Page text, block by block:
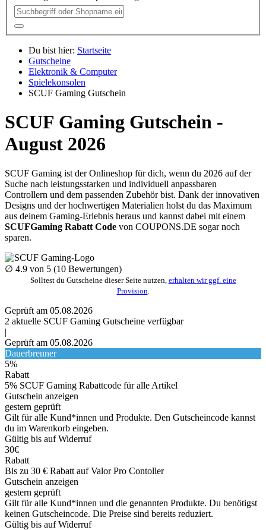
Du bist hier: Startseite
Gutscheine
Elektronik & Computer
Spielekonsolen
SCUF Gaming Gutschein
SCUF Gaming Gutschein -
August 2026
SCUF Gaming ist der Onlineshop für dich, wenn du 2026 auf der
Suche nach leistungsstarken und individuell anpassbaren
Controllern und dem passenden Zubehör bist. Dank der innovativen
Designs und der hochwertigen Materialien holst du das Maximum
aus deinem Gaming-Erlebnis heraus und kannst dabei mit einem
SCUFGaming Rabatt Code von COUPONS.DE sogar noch
sparen.
∅ 4.9 von 5 (10 Bewertungen)
Solltest du Gutscheine dieser Seite nutzen, erhalten wir ggf. eine
Provision
Geprüft am 05.08.2026
2 aktuelle SCUF Gaming Gutscheine verfügbar
|
Geprüft am 05.08.2026
Dauerbrenner
5%
Rabatt
5% SCUF Gaming Rabattcode für alle Artikel
Gutschein anzeigen
gestern geprüft
Gilt für alle Kund*innen und Produkte. Den Gutscheincode kannst
du im Warenkorb eingeben.
Gültig bis auf Widerruf
30€
Rabatt
Bis zu 30 € Rabatt auf Valor Pro Contoller
Gutschein anzeigen
gestern geprüft
Gilt für alle Kund*innen und die genannten Produkte. Du benötigst
keinen Gutscheincode. Die Preise sind bereits reduziert.
Gültig bis auf Widerruf